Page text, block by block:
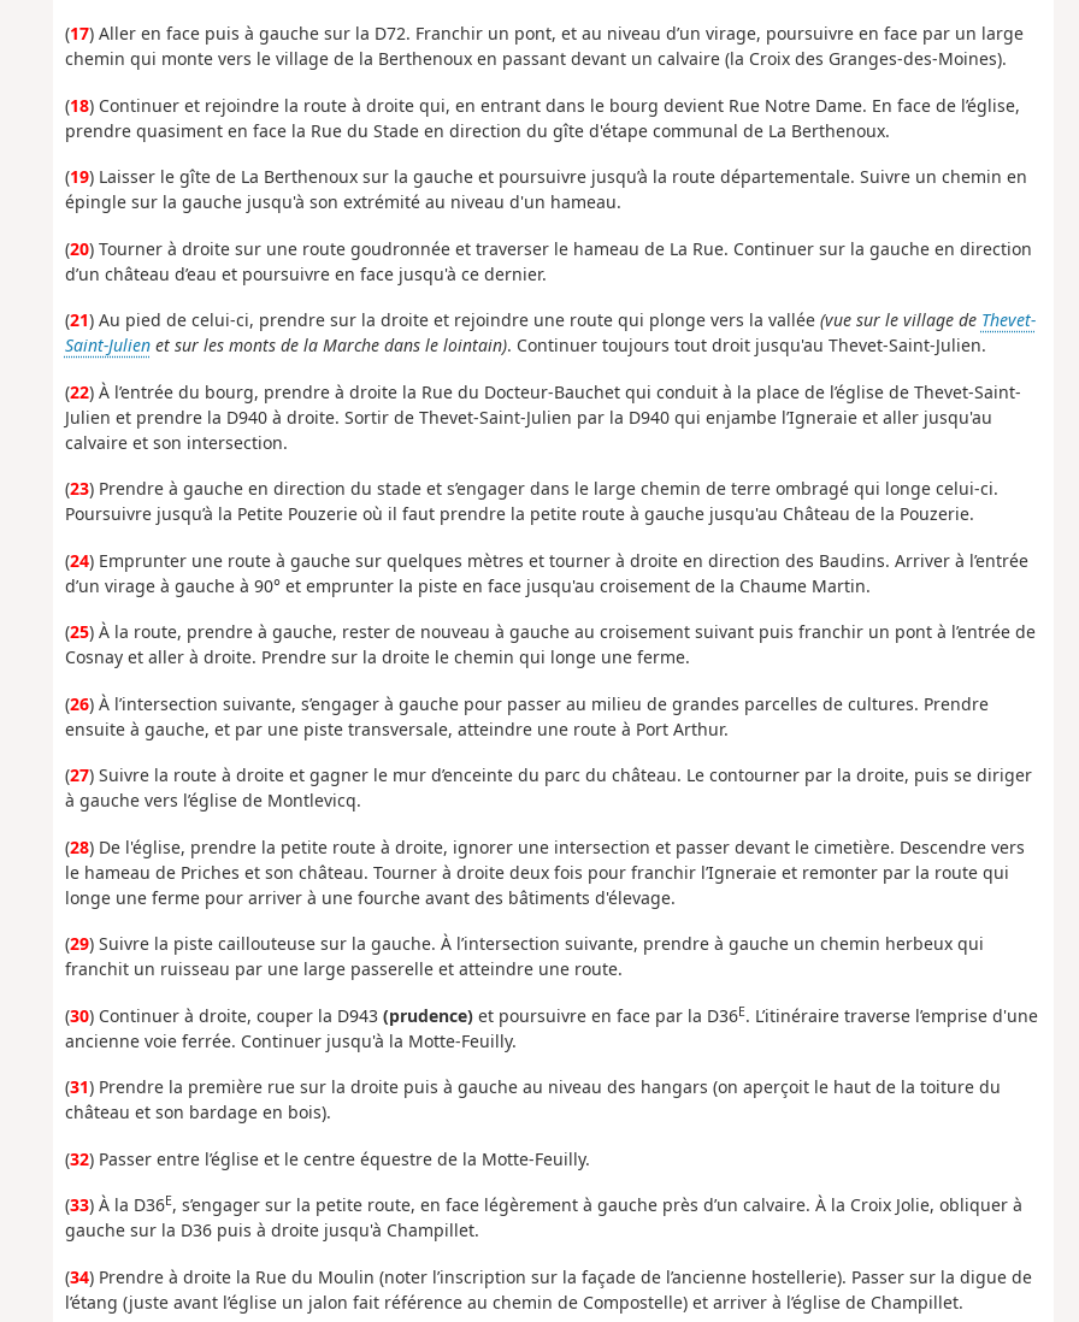
(17) Aller en face puis à gauche sur la D72. Franchir un pont, et au niveau d’un virage, poursuivre en face par un large
chemin qui monte vers le village de la Berthenoux en passant devant un calvaire (la Croix des Granges-des-Moines).
(18) Continuer et rejoindre la route à droite qui, en entrant dans le bourg devient Rue Notre Dame. En face de l’église,
prendre quasiment en face la Rue du Stade en direction du gîte d'étape communal de La Berthenoux.
(19) Laisser le gîte de La Berthenoux sur la gauche et poursuivre jusqu’à la route départementale. Suivre un chemin en
épingle sur la gauche jusqu'à son extrémité au niveau d'un hameau.
(20) Tourner à droite sur une route goudronnée et traverser le hameau de La Rue. Continuer sur la gauche en direction
d’un château d’eau et poursuivre en face jusqu'à ce dernier.
(21) Au pied de celui-ci, prendre sur la droite et rejoindre une route qui plonge vers la vallée (vue sur le village de Thevet-
Saint-Julienet sur les monts de la Marche dans le lointain). Continuer toujours tout droit jusqu'au Thevet-Saint-Julien.
(22) À l’entrée du bourg, prendre à droite la Rue du Docteur-Bauchet qui conduit à la place de l’église de Thevet-Saint-
Julien et prendre la D940 à droite. Sortir de Thevet-Saint-Julien par la D940 qui enjambe l’Igneraie et aller jusqu'au
calvaire et son intersection.
(23) Prendre à gauche en direction du stade et s’engager dans le large chemin de terre ombragé qui longe celui-ci.
Poursuivre jusqu’à la Petite Pouzerie où il faut prendre la petite route à gauche jusqu'au Château de la Pouzerie.
(24) Emprunter une route à gauche sur quelques mètres et tourner à droite en direction des Baudins. Arriver à l’entrée
d’un virage à gauche à 90° et emprunter la piste en face jusqu'au croisement de la Chaume Martin.
(25) À la route, prendre à gauche, rester de nouveau à gauche au croisement suivant puis franchir un pont à l’entrée de
Cosnay et aller à droite. Prendre sur la droite le chemin qui longe une ferme.
(26) À l’intersection suivante, s’engager à gauche pour passer au milieu de grandes parcelles de cultures. Prendre
ensuite à gauche, et par une piste transversale, atteindre une route à Port Arthur.
(27) Suivre la route à droite et gagner le mur d’enceinte du parc du château. Le contourner par la droite, puis se diriger
à gauche vers l’église de Montlevicq.
(28) De l'église, prendre la petite route à droite, ignorer une intersection et passer devant le cimetière. Descendre vers
le hameau de Priches et son château. Tourner à droite deux fois pour franchir l’Igneraie et remonter par la route qui
longe une ferme pour arriver à une fourche avant des bâtiments d'élevage.
(29) Suivre la piste caillouteuse sur la gauche. À l’intersection suivante, prendre à gauche un chemin herbeux qui
franchit un ruisseau par une large passerelle et atteindre une route.
(30) Continuer à droite, couper la D943 (prudence)et poursuivre en face par la D36E. L’itinéraire traverse l’emprise d'une
ancienne voie ferrée. Continuer jusqu'à la Motte-Feuilly.
(31) Prendre la première rue sur la droite puis à gauche au niveau des hangars (on aperçoit le haut de la toiture du
château et son bardage en bois).
(32) Passer entre l’église et le centre équestre de la Motte-Feuilly.
(33) À la D36E, s’engager sur la petite route, en face légèrement à gauche près d’un calvaire. À la Croix Jolie, obliquer à
gauche sur la D36 puis à droite jusqu'à Champillet.
(34) Prendre à droite la Rue du Moulin (noter l’inscription sur la façade de l’ancienne hostellerie). Passer sur la digue de
l’étang (juste avant l’église un jalon fait référence au chemin de Compostelle) et arriver à l’église de Champillet.